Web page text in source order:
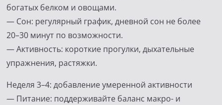
богатых белком и овощами.
— Сон: регулярный график, дневной сон не более
20–30 минут по возможности.
— Активность: короткие прогулки, дыхательные
упражнения, растяжки.
Неделя 3–4: добавление умеренной активности
— Питание: поддерживайте баланс макро- и